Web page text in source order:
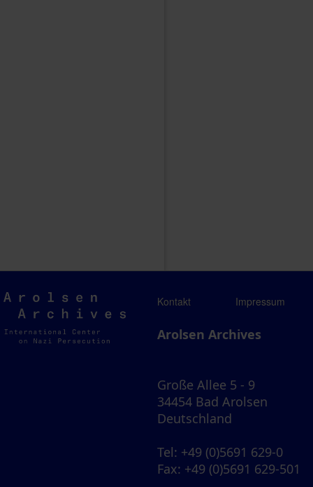
Arolsen
Archives
Kontakt Impressum
Arolsen Archives
Große Allee 5 - 9
34454 Bad Arolsen
Deutschland
Tel: +49 (0)5691 629-0
Fax: +49 (0)5691 629-501